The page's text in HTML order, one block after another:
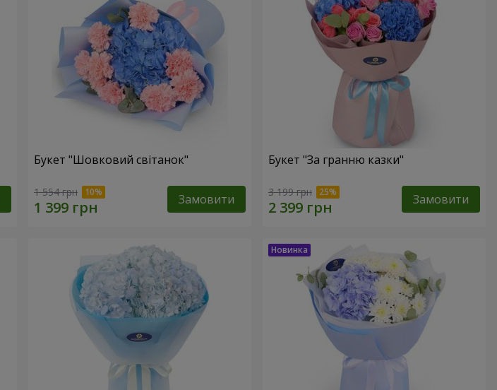
Букет "Шовковий світанок"
1 554 грн Замовити
Букет "За гранню казки"
3 199 грн Замовити